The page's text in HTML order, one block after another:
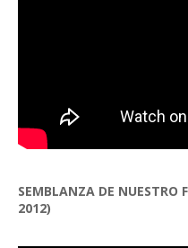
SEMBLANZA DE NUESTRO
2012)